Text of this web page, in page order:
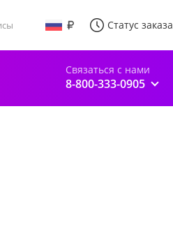
Статус заказа
Связаться с нами
8-800-333-0905